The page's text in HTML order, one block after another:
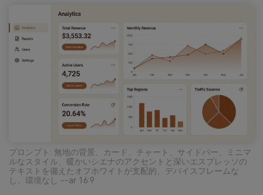
プロンプト: 無地の背景、カード、チャート、サイドバー、ミニマ
ルなスタイル、暖かいシエナのアクセントと深いエスプレッソの
テキストを備えたオフホワイトが支配的、デバイスフレームな
し、環境なし --ar 16:9